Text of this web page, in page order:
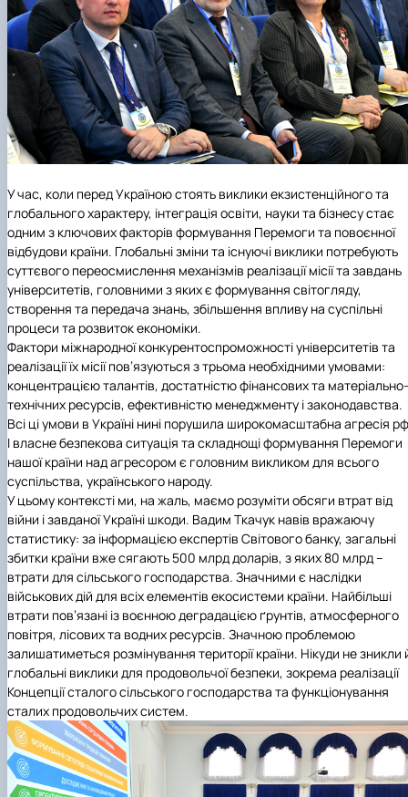
У час, коли перед Україною стоять виклики екзистенційного та
глобального характеру, інтеграція освіти, науки та бізнесу стає
одним з ключових факторів формування Перемоги та повоєнної
відбудови країни. Глобальні зміни та існуючі виклики потребують
суттєвого переосмислення механізмів реалізації місії та завдань
університетів, головними з яких є формування світогляду,
створення та передача знань, збільшення впливу на суспільні
процеси та розвиток економіки.
Фактори міжнародної конкурентоспроможності університетів та
реалізації їх місії пов’язуються з трьома необхідними умовами:
концентрацією талантів, достатністю фінансових та матеріально-
технічних ресурсів, ефективністю менеджменту і законодавства.
Всі ці умови в Україні нині порушила широкомасштабна агресія
І власне безпекова ситуація та складнощі формування Перемоги
нашої країни над агресором є головним викликом для всього
суспільства, українського народу.
У цьому контексті ми, на жаль, маємо розуміти обсяги втрат від
війни і завданої Україні шкоди. Вадим Ткачук навів вражаючу
статистику: за інформацією експертів Світового банку, загальні
збитки країни вже сягають 500 млрд доларів, з яких 80 млрд –
втрати для сільського господарства. Значними є наслідки
військових дій для всіх елементів екосистеми країни. Найбільші
втрати пов’язані із воєнною деградацією ґрунтів, атмосферного
повітря, лісових та водних ресурсів. Значною проблемою
залишатиметься розмінування території країни. Нікуди не зникли
глобальні виклики для продовольчої безпеки, зокрема реалізації
Концепції сталого сільського господарства та функціонування
сталих продовольчих систем.